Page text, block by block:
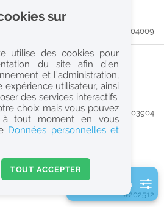
la France d'outre-mer
#204009
Ajaccio
#203904
#202512
2 filtre(s) actifs
sur
utilise des cookies pour
du site afin d’en
et l’administration,
expérience utilisateur, ainsi
des services interactifs.
choix mais vous pouvez
à tout moment en vous
Données personnelles et
TOUT ACCEPTER